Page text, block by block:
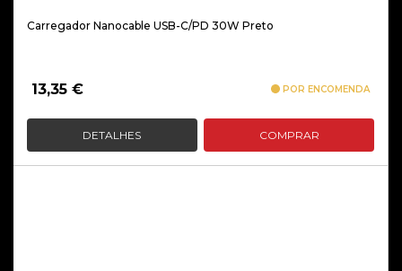
Carregador Nanocable USB-C/PD 30W Preto
13,35 € POR ENCOMENDA
DETALHES COMPRAR